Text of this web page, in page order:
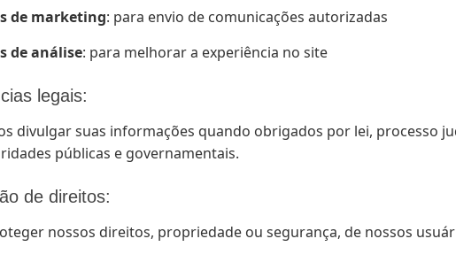
de marketing: para envio de comunicações autorizadas
de análise: para melhorar a experiência no site
legais:
divulgar suas informações quando obrigados por lei, processo
públicas e governamentais.
de direitos:
nossos direitos, propriedade ou segurança, de nossos